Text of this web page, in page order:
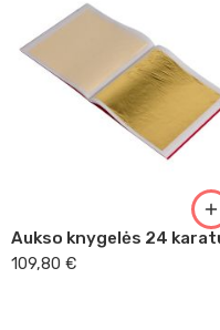
109,80 €